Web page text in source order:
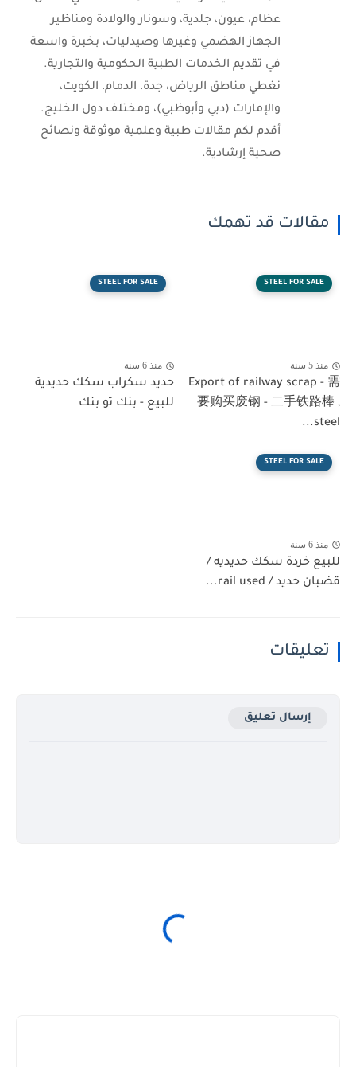
عظام، عيون، جلدية، وسونار والولادة ومناظير
الجهاز الهضمي وغيرها وصيدليات، بخبرة واسعة
في تقديم الخدمات الطبية الحكومية والتجارية.
نغطي مناطق الرياض، جدة، الدمام، الكويت،
والإمارات (دبي وأبوظبي)، ومختلف دول الخليج.
أقدم لكم مقالات طبية وعلمية موثوقة ونصائح
صحية إرشادية.
مقالات قد تهمك
STEEL FOR SALE
منذ 5 سنة
Export of railway scrap - 需
要购买废钢 - 二手铁路棒 ,
steel...
STEEL FOR SALE
منذ 6 سنة
حديد سكراب سكك حديدية
للبيع - بنك تو بنك
STEEL FOR SALE
منذ 6 سنة
للبيع خردة سكك حديديه /
قضبان حديد / rail used...
تعليقات
إرسال تعليق